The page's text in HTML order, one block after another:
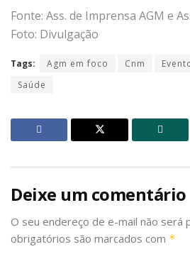
Fonte: Ass. de Imprensa AGM e
Foto: Divulgação
Tags: Agm em foco Cnm
Saúde
Deixe um comentário
O seu endereço de e-mail não será
obrigatórios são marcados com *